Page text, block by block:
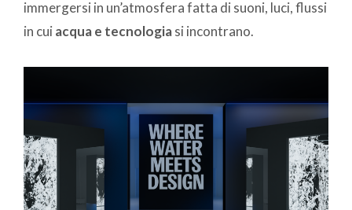
immergersi in un’atmosfera fatta di suoni, luci, flussi
in cui acqua e tecnologiasi incontrano.